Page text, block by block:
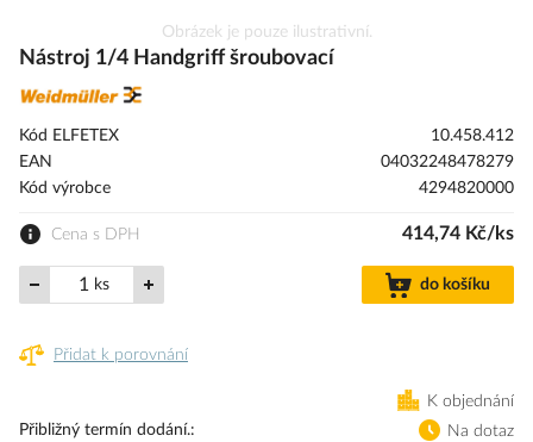
na
galerie
s
Obrázek je pouze ilustrativní.
Nástroj 1/4 Handgriff šroubovací
Kód ELFETEX
10.458.412
EAN
04032248478279
Kód výrobce
4294820000
Cena s DPH 414,74 Kč/ks
ks do košíku
Přidat k porovnání
K objednání
Přibližný termín dodání.
Na dotaz